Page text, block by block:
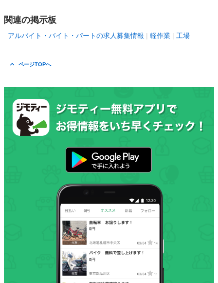
関連の掲示板
アルバイト・バイト・パートの求人募集情報 軽作業 工場
ページTOPへ